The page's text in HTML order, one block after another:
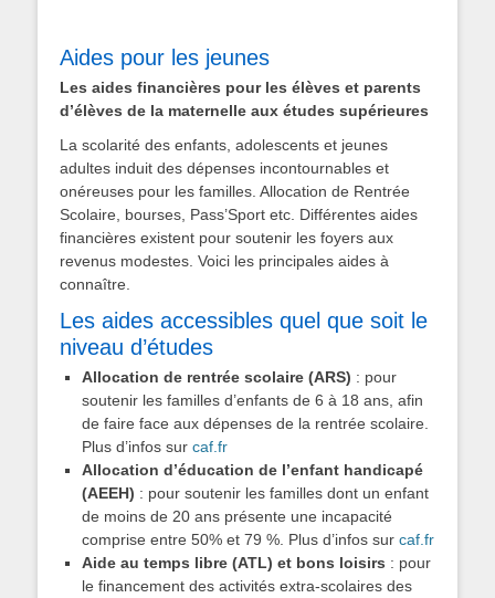
Aides pour les jeunes
Les aides financières pour les élèves et parents
d’élèves de la maternelle aux études supérieures
La scolarité des enfants, adolescents et jeunes
adultes induit des dépenses incontournables et
onéreuses pour les familles. Allocation de Rentrée
Scolaire, bourses, Pass’Sport etc. Différentes aides
financières existent pour soutenir les foyers aux
revenus modestes. Voici les principales aides à
connaître.
Les aides accessibles quel que soit le
niveau d’études
Allocation de rentrée scolaire (ARS) : pour
soutenir les familles d’enfants de 6 à 18 ans, afin
de faire face aux dépenses de la rentrée scolaire.
Plus d’infos sur caf.fr
Allocation d’éducation de l’enfant handicapé
(AEEH) : pour soutenir les familles dont un enfant
de moins de 20 ans présente une incapacité
comprise entre 50% et 79 %. Plus d’infos sur caf.fr
Aide au temps libre (ATL) et bons loisirs : pour
le financement des activités extra-scolaires des